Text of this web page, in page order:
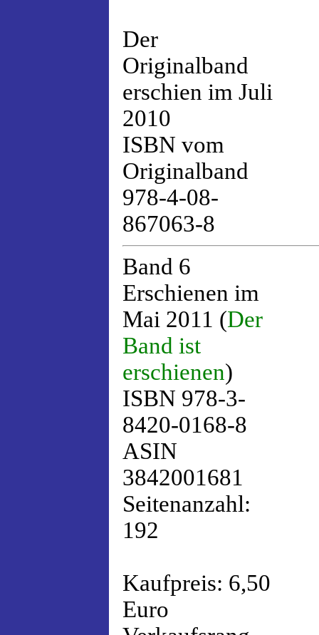
Der
Originalband
erschien im Juli
2010
ISBN vom
Originalband
978-4-08-
867063-8
Band 6
Erschienen im
Mai 2011 (Der
Band ist
erschienen)
ISBN 978-3-
8420-0168-8
ASIN
3842001681
Seitenanzahl:
192
Kaufpreis: 6,50
Euro